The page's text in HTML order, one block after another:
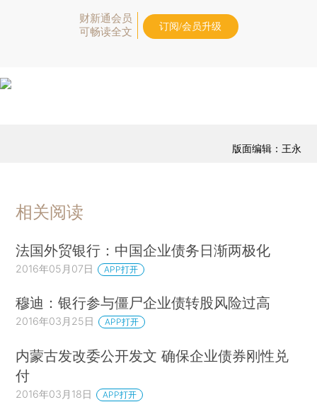
财新通会员
可畅读全文
订阅/会员升级
版面编辑：王永
相关阅读
法国外贸银行：中国企业债务日渐两极化
2016年05月07日 APP打开
穆迪：银行参与僵尸企业债转股风险过高
2016年03月25日 APP打开
内蒙古发改委公开发文 确保企业债券刚性兑
付
2016年03月18日 APP打开